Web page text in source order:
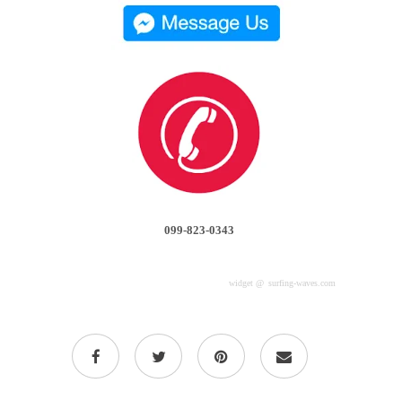
099-823-0343
widget @ surfing-waves.com